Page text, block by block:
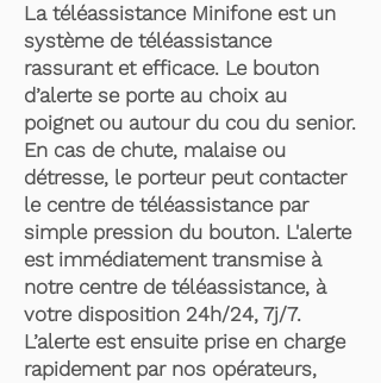
La téléassistance Minifone est un
système de téléassistance
rassurant et efficace. Le bouton
d’alerte se porte au choix au
poignet ou autour du cou du senior.
En cas de chute, malaise ou
détresse, le porteur peut contacter
le centre de téléassistance par
simple pression du bouton. L'alerte
est immédiatement transmise à
notre centre de téléassistance, à
votre disposition 24h/24, 7j/7.
L’alerte est ensuite prise en charge
rapidement par nos opérateurs,